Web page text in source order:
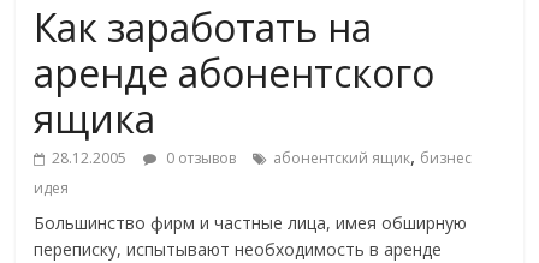
Как заработать на
аренде абонентского
ящика
28.12.2005 0 отзывов абонентский ящик, бизнес
идея
Большинство фирм и частные лица, имея обширную
переписку, испытывают необходимость в аренде